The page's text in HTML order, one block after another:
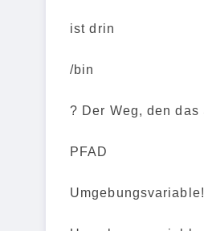
ist drin
/bin
? Der Weg, den
PFAD
Umgebungsvariable!